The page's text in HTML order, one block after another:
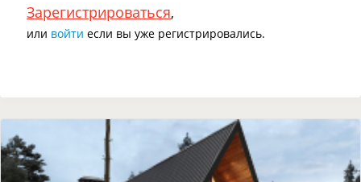
Зарегистрироваться,
или войти если вы уже регистрировались.